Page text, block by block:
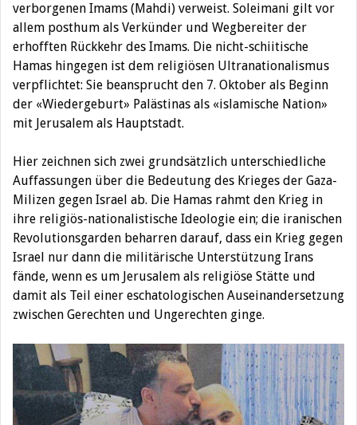
verborgenen Imams (Mahdi) verweist. Soleimani gilt vor
allem posthum als Verkünder und Wegbereiter der
erhofften Rückkehr des Imams. Die nicht-schiitische
Hamas hingegen ist dem religiösen Ultranationalismus
verpflichtet: Sie beansprucht den 7. Oktober als Beginn
der «Wiedergeburt» Palästinas als «islamische Nation»
mit Jerusalem als Hauptstadt.
Hier zeichnen sich zwei grundsätzlich unterschiedliche
Auffassungen über die Bedeutung des Krieges der Gaza-
Milizen gegen Israel ab. Die Hamas rahmt den Krieg in
ihre religiös-nationalistische Ideologie ein; die iranischen
Revolutionsgarden beharren darauf, dass ein Krieg gegen
Israel nur dann die militärische Unterstützung Irans
fände, wenn es um Jerusalem als religiöse Stätte und
damit als Teil einer eschatologischen Auseinandersetzung
zwischen Gerechten und Ungerechten ginge.